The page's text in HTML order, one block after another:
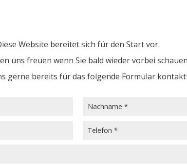
Website bereitet sich für den Start vor.
uns freuen wenn Sie bald wieder vorbei
gerne bereits für das folgende Formular